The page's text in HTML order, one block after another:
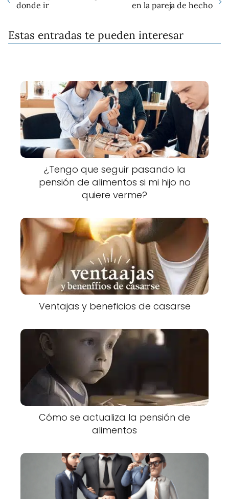
donde ir en la pareja de hecho
Estas entradas te pueden interesar
¿Tengo que seguir pasando la
pensión de alimentos si mi hijo no
quiere verme?
Ventajas y beneficios de casarse
Cómo se actualiza la pensión de
alimentos